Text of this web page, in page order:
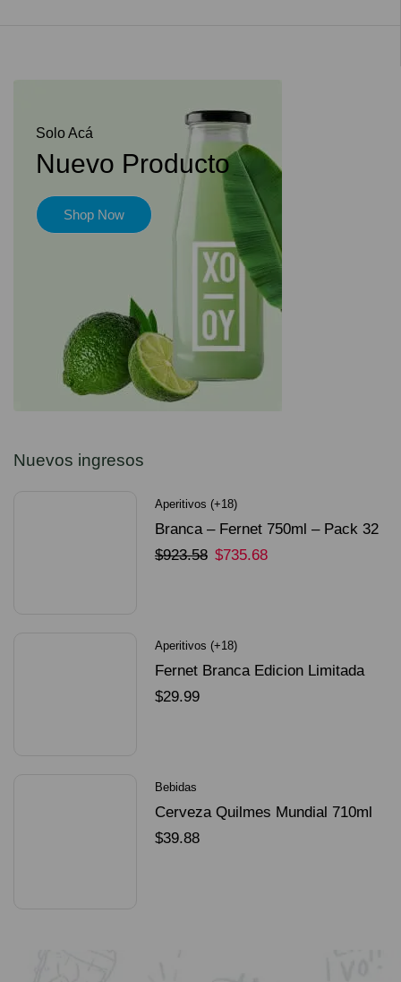
Solo Acá
Nuevo Producto
Shop Now
Nuevos ingresos
Aperitivos (+18)
Branca – Fernet 750ml – Pack 32
Unidades
$923.58 $735.68
Aperitivos (+18)
Fernet Branca Edicion Limitada
Dorado Mundial
$29.99
Bebidas
Cerveza Quilmes Mundial 710ml
packX4
$39.88